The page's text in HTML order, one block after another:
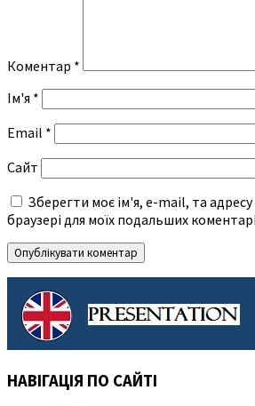
Коментар *
Ім'я *
Email *
Сайт
Зберегти моє ім'я, e-mail, та
браузері для моїх подальших
НАВІГАЦІЯ ПО САЙТІ